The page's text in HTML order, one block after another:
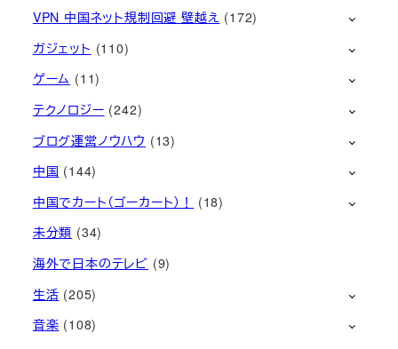
VPN 中国ネット規制回避 壁越え (172)
ガジェット (110)
ゲーム (11)
テクノロジー (242)
ブログ運営ノウハウ (13)
中国 (144)
中国でカート（ゴーカート）！
(18)
未分類 (34)
海外で日本のテレビ (9)
生活 (205)
音楽 (108)